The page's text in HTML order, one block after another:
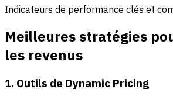
Indicateurs de performance clés et
Meilleures stratégies
les revenus
1. Outils de Dynamic Pricing